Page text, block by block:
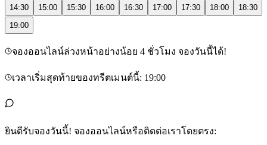
14:30 15:00 15:30 16:00 16:30 17:00 17:30 18:00
18:30
19:00
จองออนไลน์ล่วงหน้าอย่างน้อย 4 ชั่วโมง จองวันนี้ได้!
เวลาเริ่มสุดท้ายของทรีตเมนต์นี้: 19:00
ยินดีรับจองวันนี้! จองออนไลน์หรือติดต่อเราโดยตรง: